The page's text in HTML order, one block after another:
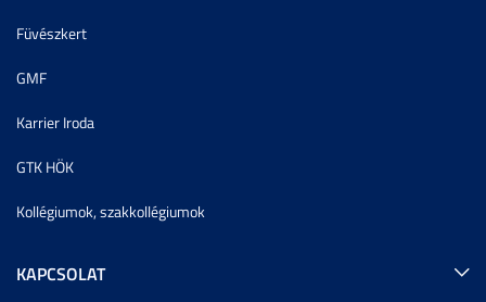
Füvészkert
GMF
Karrier Iroda
GTK HÖK
Kollégiumok, szakkollégiumok
KAPCSOLAT